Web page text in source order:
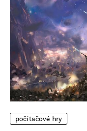
počítačové hry